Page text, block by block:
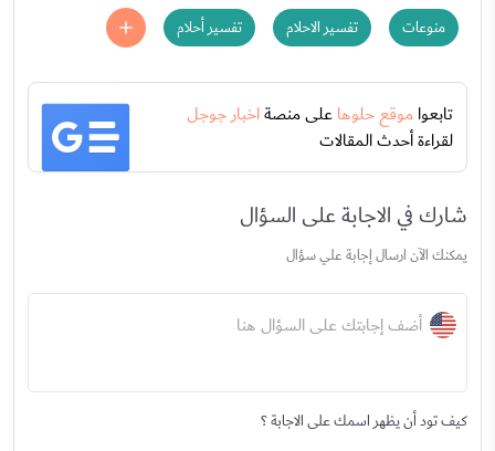
منوعات تفسير الاحلام تفسير أحلام
تابعواموقع حلوهاعلى منصةاخبار جوجل
لقراءة أحدث المقالات
شارك في الاجابة على السؤال
يمكنك الآن ارسال إجابة علي سؤال
أضف إجابتك على السؤال هنا
كيف تود أن يظهر اسمك على الاجابة ؟